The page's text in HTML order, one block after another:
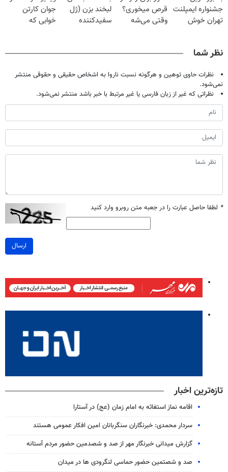
جشنواره ایمپلنت
تهران خوش
قرص میخوری؟
وقتی می‌شه
لبخند بزن (ژل
سفیدکننده
جوان کارتن
خوابی که
نظر شما
نظرات حاوی توهین و هرگونه نسبت ناروا به اشخاص حقیقی و حقوقی منتشر
نمی‌شود.
نظراتی که غیر از زبان فارسی یا غیر مرتبط با خبر باشد منتشر نمی‌شود.
* لطفا حاصل عبارت را در جعبه متن روبرو وارد کنید
ارسال
تازه‌ترین اخبار
اقامه نماز استغاثه به امام زمان (عج) در آستارا
سردار محمدی: خبرنگاران سنگربانان امین افکار عمومی هستند
گزارش میدانی خبرنگار مهر از صد و شصدمین حضور مردم آستانه
صد و شصتمین حضور حماسی لنگرودی ها در میدان